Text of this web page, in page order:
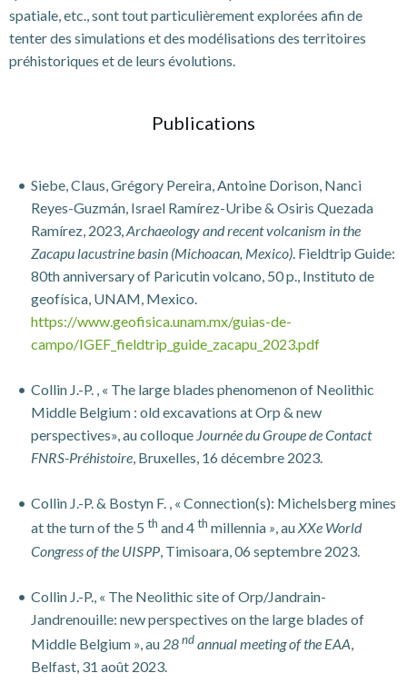
spatiale, etc., sont tout particulièrement explorées afin de
tenter des simulations et des modélisations des territoires
préhistoriques et de leurs évolutions.
Publications
Siebe, Claus, Grégory Pereira, Antoine Dorison, Nanci
Reyes-Guzmán, Israel Ramírez-Uribe & Osiris Quezada
Ramírez, 2023,Archaeology and recent volcanism in the
Zacapu lacustrine basin (Michoacan, Mexico). Fieldtrip Guide:
80th anniversary of Paricutin volcano, 50 p., Instituto de
geofísica, UNAM, Mexico.
https://www.geofisica.unam.mx/guias-de-
campo/IGEF_fieldtrip_guide_zacapu_2023.pdf
Collin J.-P. , « The large blades phenomenon of Neolithic
Middle Belgium : old excavations at Orp & new
perspectives», au colloque Journée du Groupe de Contact
FNRS-Préhistoire, Bruxelles, 16 décembre 2023.
Collin J.-P. & Bostyn F. , « Connection(s): Michelsberg mines
at the turn of the 5 th and 4th millennia », auXXe World
Congress of the UISPP , Timisoara, 06 septembre 2023.
Collin J.-P., « The Neolithic site of Orp/Jandrain-
Jandrenouille: new perspectives on the large blades of
Middle Belgium »,au 28ndannual meeting of the EAA,
Belfast, 31 août 2023.